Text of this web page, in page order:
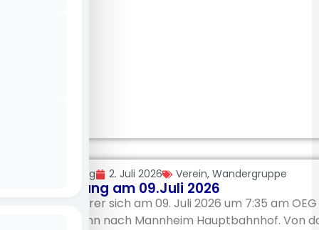
Uli Möhring 2. Juli 2026 Verein, Wandergruppe
Wanderung am 09.Juli 2026
Die Wanderer sich am 09. Juli 2026 um 7:35 am
mit der Bahn nach Mannheim Hauptbahnhof. Von